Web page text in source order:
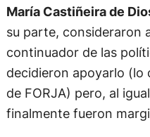
María Castiñeira de
su parte, consideraron
continuador de las
decidieron apoyarlo (lo
de FORJA) pero, al
finalmente fueron